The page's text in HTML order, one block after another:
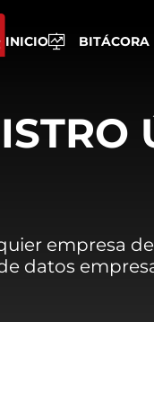
INICIO BITÁCORA
empresa
datos